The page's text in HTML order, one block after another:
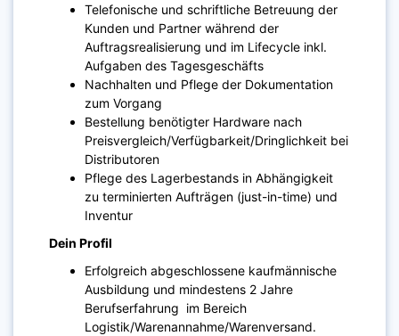
Telefonische und schriftliche Betreuung der
Kunden und Partner während der
Auftragsrealisierung und im Lifecycle inkl.
Aufgaben des Tagesgeschäfts
Nachhalten und Pflege der Dokumentation
zum Vorgang
Bestellung benötigter Hardware nach
Preisvergleich/Verfügbarkeit/Dringlichkeit bei
Distributoren
Pflege des Lagerbestands in Abhängigkeit
zu terminierten Aufträgen (just-in-time) und
Inventur
Dein Profil
Erfolgreich abgeschlossene kaufmännische
Ausbildung und mindestens 2 Jahre
Berufserfahrung im Bereich
Logistik/Warenannahme/Warenversand.